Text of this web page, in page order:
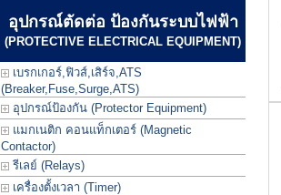
อุปกรณ์ตัดต่อ ป้องกันระบบไฟฟ้า
(PROTECTIVE ELECTRICAL EQUIPMENT)
เบรกเกอร์,ฟิวส์,เสิร์จ,ATS
(Breaker,Fuse,Surge,ATS)
อุปกรณ์ป้องกัน (Protector Equipment)
แมกเนติก คอนแท็กเตอร์ (Magnetic
Contactor)
รีเลย์ (Relays)
เครื่องตั้งเวลา (Timer)